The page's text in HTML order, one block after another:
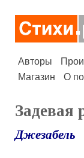
Авторы
Магазин
О
Задевая
Джезабель